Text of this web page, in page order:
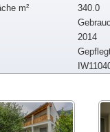
m²
340.0
2014